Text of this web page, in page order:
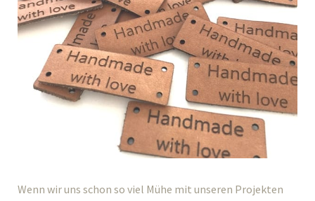
Wenn wir uns schon so viel Mühe mit unseren Projekten